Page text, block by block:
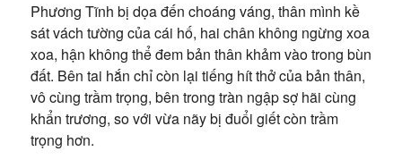
Phương Tĩnh bị dọa đến choáng váng, thân mình kề
sát vách tường của cái hố, hai chân không ngừng xoa
xoa, hận không thể đem bản thân khảm vào trong bùn
đất. Bên tai hắn chỉ còn lại tiếng hít thở của bản thân,
vô cùng trầm trọng, bên trong tràn ngập sợ hãi cùng
khẩn trương, so với vừa nãy bị đuổi giết còn trầm
trọng hơn.